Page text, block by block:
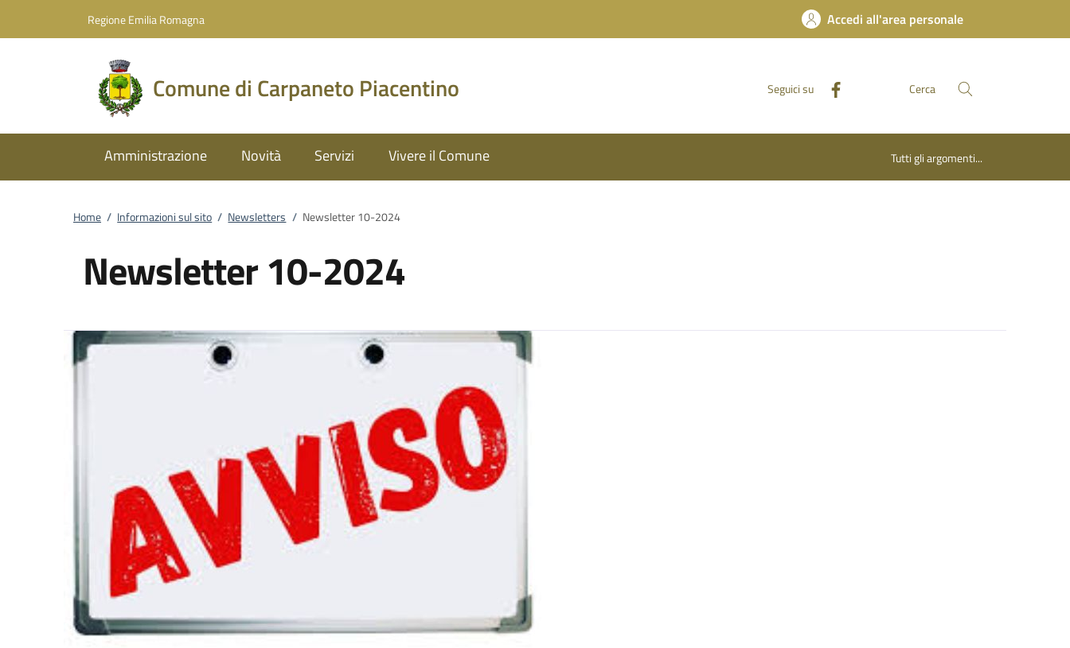
Regione Emilia Romagna Accedi all'area personale
Comune di Carpaneto Piacentino Seguici su Cerca
Amministrazione Novità Servizi Vivere il Comune Tutti gli argomenti...
Home / Informazioni sul sito / Newsletters / Newsletter 10-2024
Newsletter 10-2024